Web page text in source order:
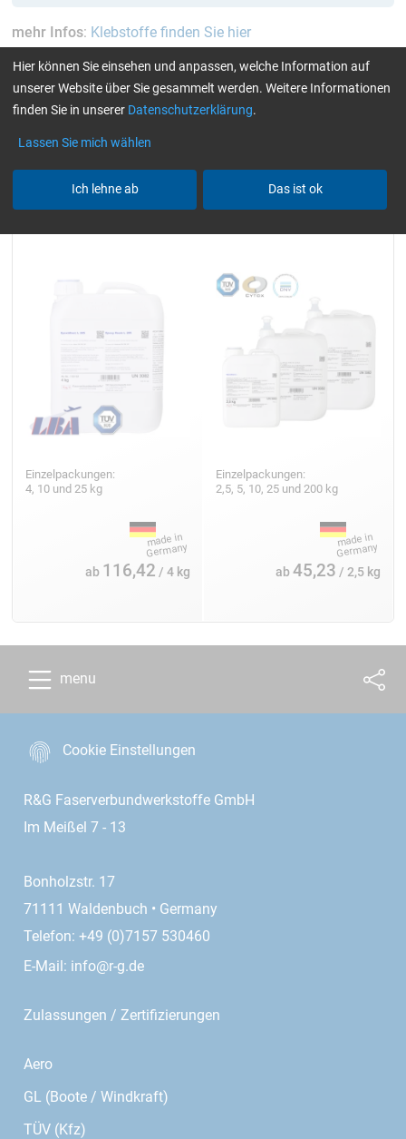
mehr Infos: Klebstoffe finden Sie hier
aktuelle Filter: TÜV (Kfz)
nur Harze
Alle Filter zurücksetzen
Epoxidharz EPIKOTE™ MGS™
Einzelpackungen:
4, 10 und 25 kg
ab 116,42 / 4 kg
Epoxidharz L
Einzelpackungen:
2,5, 5, 10, 25 und 200 kg
ab45,23 / 2,5 kg
menu
Cookie Einstellungen
R&G Faserverbundwerkstoffe GmbH
Im Meißel 7 - 13
Bonholzstr. 17
71111 Waldenbuch • Germany
Telefon: +49 (0)7157 530460
E-Mail: info@r-g.de
Zulassungen / Zertifizierungen
Aero
GL (Boote / Windkraft)
TÜV (Kfz)
Hier können Sie einsehen und anpassen, welche Information auf
unserer Website über Sie gesammelt werden. Weitere Informationen
finden Sie in unserer Datenschutzerklärung.
Lassen Sie mich wählen
Ich lehne ab Das ist ok